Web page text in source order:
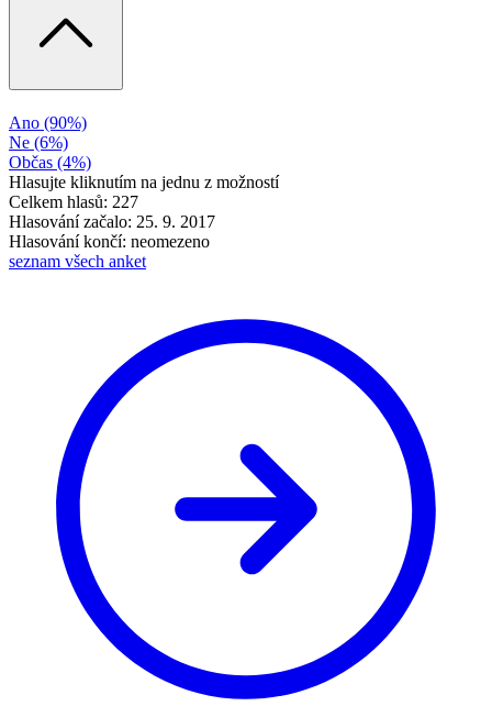
Ano (90%)
Ne (6%)
Občas (4%)
Hlasujte kliknutím na jednu z možností
Celkem hlasů: 227
Hlasování začalo: 25. 9. 2017
Hlasování končí: neomezeno
seznam všech anket